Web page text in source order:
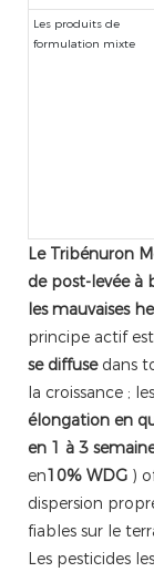
Les produits de
formulation mixte
Le Tribénuron
de post-levée à
les mauvaises
principe actif
se diffusedans
la croissance ;
élongation en
en 1 à 3
en10% WDG )
dispersion
fiables sur le
Les pesticides